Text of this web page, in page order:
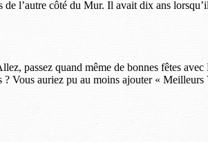
l’autre côté du Mur. Il avait dix ans
passez quand même de bonnes fêtes avec
Vous auriez pu au moins ajouter « Meilleurs